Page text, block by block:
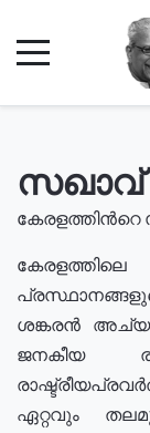
സഖാവ്
ശങ്കരൻ
ജനകീയ
ഏറ്റവും